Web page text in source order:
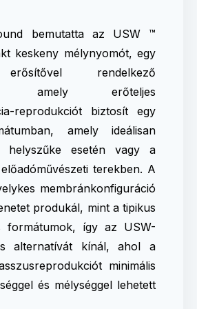
bemutatta az USW ™
keskeny mélynyomót, egy
rendelkező
amely erőteljes
reprodukciót biztosít egy
amely ideálisan
helyszűke esetén vagy a
terekben. A
membránkonfiguráció
produkál, mint a tipikus
formátumok, így az USW-
alternatívát kínál, ahol a
minimális
és mélységgel lehetett